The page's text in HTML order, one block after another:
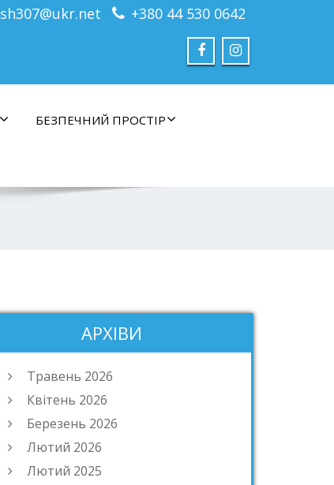
sh307@ukr.net +380 44 530 0642
БЕЗПЕЧНИЙ ПРОСТІР
АРХІВИ
Травень 2026
Квітень 2026
Березень 2026
Лютий 2026
Лютий 2025